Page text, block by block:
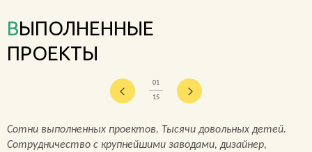
ВЫПОЛНЕННЫЕ
ПРОЕКТЫ
Сотни выполненных проектов. Тысячи довольных детей.
Сотрудничество с крупнейшими заводами, дизайнер,
01
15